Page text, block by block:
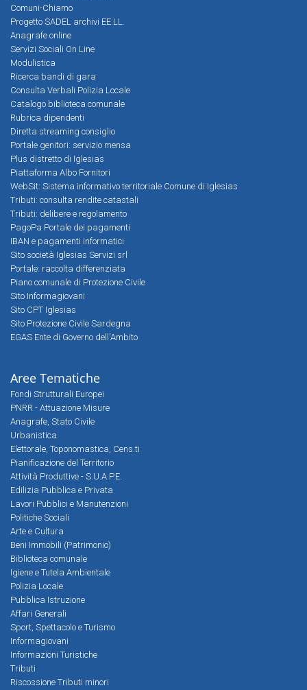
Comuni-Chiamo
Progetto SADEL archivi EE.LL.
Anagrafe online
Servizi Sociali On Line
Modulistica
Ricerca bandi di gara
Consulta Verbali Polizia Locale
Catalogo biblioteca comunale
Rubrica dipendenti
Diretta streaming consiglio
Portale genitori: servizio mensa
Plus distretto di Iglesias
Piattaforma Albo Fornitori
WebSit: Sistema informativo territoriale Comune di Iglesias
Tributi: consulta rendite catastali
Tributi: delibere e regolamento
PagoPa Portale dei pagamenti
IBAN e pagamenti informatici
Sito società Iglesias Servizi srl
Portale: raccolta differenziata
Piano comunale di Protezione Civile
Sito Informagiovani
Sito CPT Iglesias
Sito Protezione Civile Sardegna
EGAS Ente di Governo dell'Ambito
Aree Tematiche
Fondi Strutturali Europei
PNRR - Attuazione Misure
Anagrafe, Stato Civile
Urbanistica
Elettorale, Toponomastica, Cens.ti
Pianificazione del Territorio
Attività Produttive - S.U.A.P.E.
Edilizia Pubblica e Privata
Lavori Pubblici e Manutenzioni
Politiche Sociali
Arte e Cultura
Beni Immobili (Patrimonio)
Biblioteca comunale
Igiene e Tutela Ambientale
Polizia Locale
Pubblica Istruzione
Affari Generali
Sport, Spettacolo e Turismo
Informagiovani
Informazioni Turistiche
Tributi
Riscossione Tributi minori